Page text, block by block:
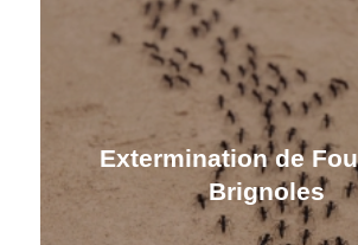
Extermination de
Brignoles